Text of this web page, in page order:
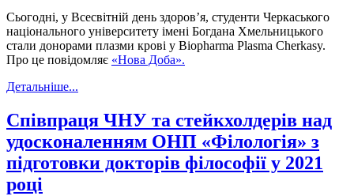
Сьогодні, у Всесвітній день здоров’я, студенти Черкаського
національного університету імені Богдана Хмельницького
стали донорами плазми крові у Biopharma Plasma Cherkasy.
Про це повідомляє «Нова Доба».
Детальніше...
Співпраця ЧНУ та стейкхолдерів над
удосконаленням ОНП «Філологія» з
підготовки докторів філософії у 2021
році